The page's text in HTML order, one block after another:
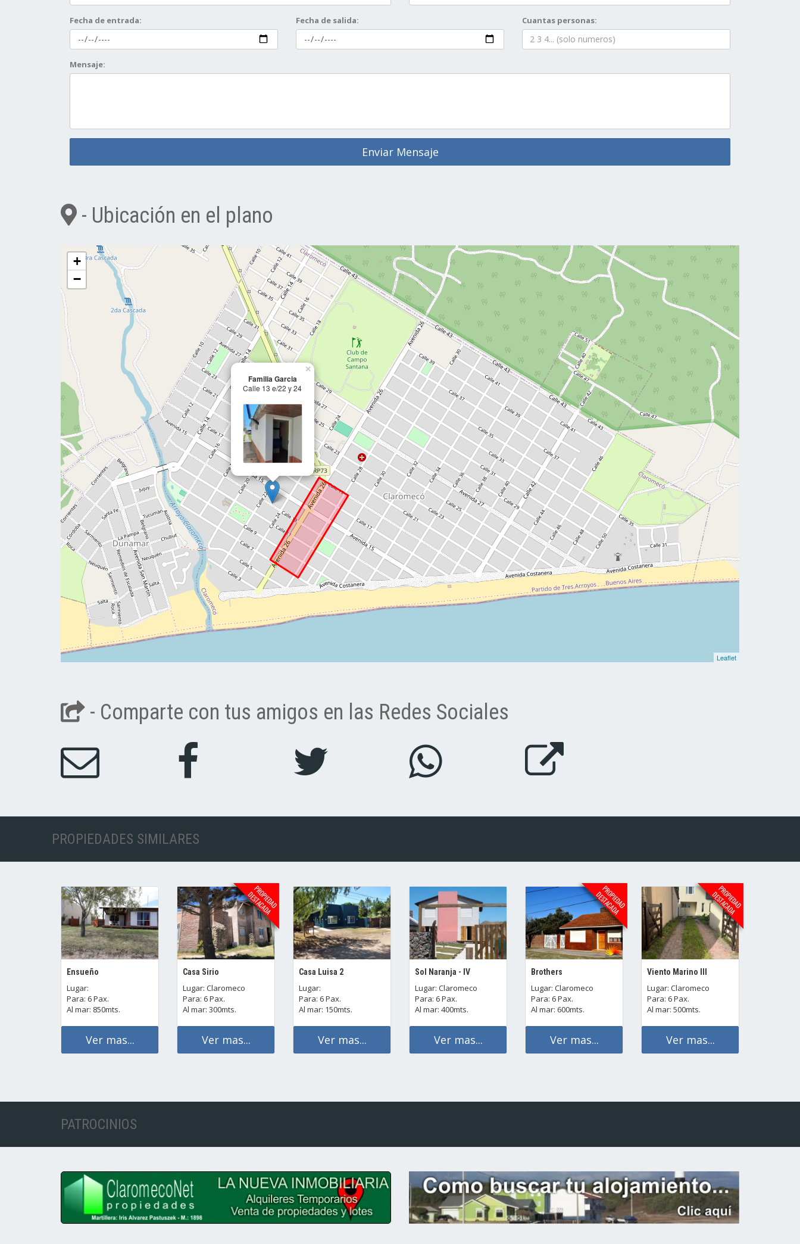
Fecha de entrada: Fecha de salida: Cuantas personas:
Mensaje:
Enviar Mensaje
- Ubicación en el plano
Familia Garcia
Calle 13 e/22 y 24
×
+
−
Leaflet
- Comparte con tus amigos en las Redes Sociales
PROPIEDADES SIMILARES
Ensueño
Lugar:
Para: 6 Pax.
Al mar: 850mts.
Ver mas...
Casa Sirio
Lugar: Claromeco
Para: 6 Pax.
Al mar: 300mts.
Ver mas...
Casa Luisa 2
Lugar:
Para: 6 Pax.
Al mar: 150mts.
Ver mas...
Sol Naranja - IV
Lugar: Claromeco
Para: 6 Pax.
Al mar: 400mts.
Ver mas...
Brothers
Lugar: Claromeco
Para: 6 Pax.
Al mar: 600mts.
Ver mas...
Viento Marino III
Lugar: Claromeco
Para: 6 Pax.
Al mar: 500mts.
Ver mas...
PATROCINIOS